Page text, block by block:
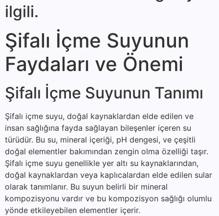
ilgili.
Şifalı İçme Suyunun
Faydaları ve Önemi
Şifalı İçme Suyunun Tanımı
Şifalı içme suyu, doğal kaynaklardan elde edilen ve
insan sağlığına fayda sağlayan bileşenler içeren su
türüdür. Bu su, mineral içeriği, pH dengesi, ve çeşitli
doğal elementler bakımından zengin olma özelliği taşır.
Şifalı içme suyu genellikle yer altı su kaynaklarından,
doğal kaynaklardan veya kaplıcalardan elde edilen sular
olarak tanımlanır. Bu suyun belirli bir mineral
kompozisyonu vardır ve bu kompozisyon sağlığı olumlu
yönde etkileyebilen elementler içerir.